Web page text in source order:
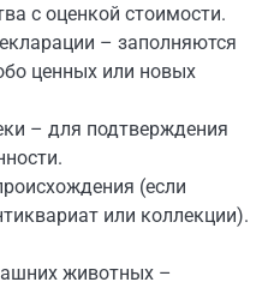
с оценкой стоимости.
– заполняются
ценных или новых
– для подтверждения
(если
или коллекции).
животных –